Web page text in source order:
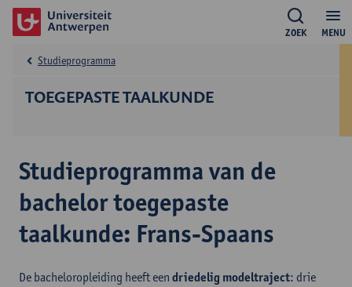
MENU
ZOEK
TOEGEPASTE TAALKUNDE
Studieprogramma
Studieprogramma van de
bachelor toegepaste
taalkunde: Frans-Spaans
De bacheloropleiding heeft een driedelig modeltraject: drie